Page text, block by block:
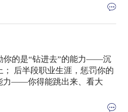
你的是“钻进去”的能力——沉
后半段职业生涯，惩罚你的
力——你得能跳出来、看大